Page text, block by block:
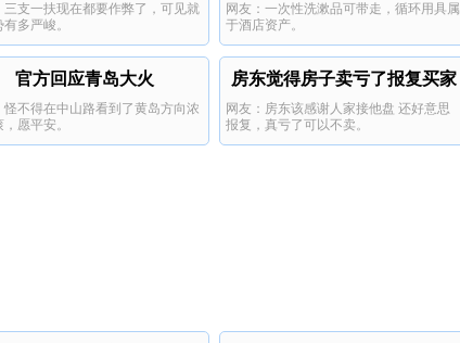
三支一扶现在都要作弊了，可见就
多严峻。
网友：一次性洗漱品可带走，循环用具属
于酒店资产。
官方回应青岛大火
怪不得在中山路看到了黄岛方向浓
愿平安。
房东觉得房子卖亏了报复买家
网友：房东该感谢人家接他盘 还好意思
报复，真亏了可以不卖。